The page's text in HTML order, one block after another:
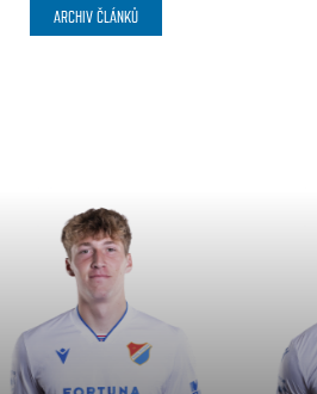
ARCHIV ČLÁNKŮ